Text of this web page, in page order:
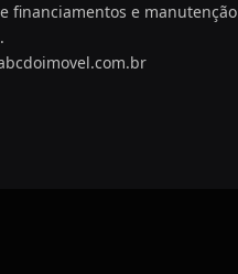
financiamentos e manutenção